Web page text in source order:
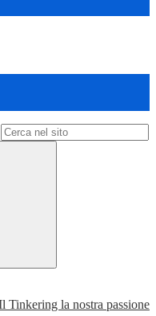
Tinkering la nostra passione